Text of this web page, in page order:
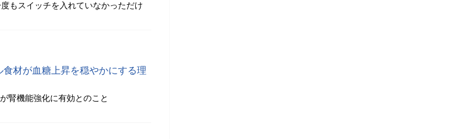
もスイッチを入れていなかっただけ
材が血糖上昇を穏やかにする理
腎機能強化に有効とのこと